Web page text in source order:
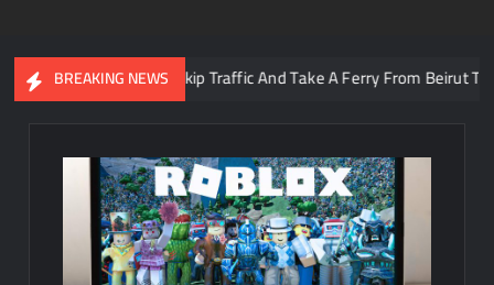
BREAKING NEWS
You Can Now Skip Traffic And Take A Ferry From Beirut To